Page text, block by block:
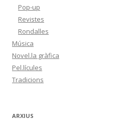
Pop-up
Revistes
Rondalles
Música
Novel.la gràfica
Pel.lícules
Tradicions
ARXIUS